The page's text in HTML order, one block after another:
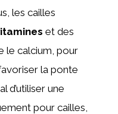
les cailles
et des
le calcium, pour
la ponte
d’utiliser une
pour cailles,